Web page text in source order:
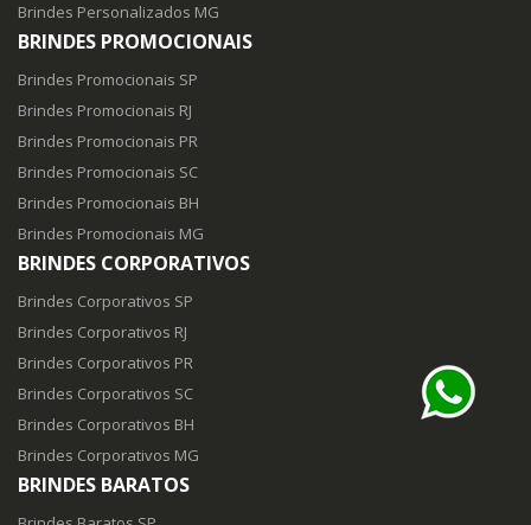
Brindes Personalizados MG
BRINDES PROMOCIONAIS
Brindes Promocionais SP
Brindes Promocionais RJ
Brindes Promocionais PR
Brindes Promocionais SC
Brindes Promocionais BH
Brindes Promocionais MG
BRINDES CORPORATIVOS
Brindes Corporativos SP
Brindes Corporativos RJ
Brindes Corporativos PR
Brindes Corporativos SC
Brindes Corporativos BH
Brindes Corporativos MG
BRINDES BARATOS